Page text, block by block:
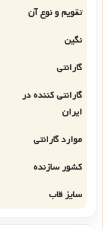
تقویم و نوع آن
نگین
گارانتی
گارانتی کننده در
ایران
موارد گارانتی
کشور سازنده
سایز قاب